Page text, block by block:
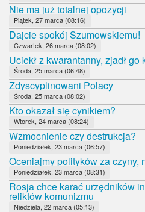
Nie ma już totalnej opozycji
Piątek, 27 marca (08:16)
Dajcie spokój Szumowskiemu!
Czwartek, 26 marca (08:02)
Uciekł z kwarantanny, zjadł go
Środa, 25 marca (06:48)
Zdyscyplinowani Polacy
Środa, 25 marca (08:02)
Kto okazał się cynikiem?
Wtorek, 24 marca (08:24)
Wzmocnienie czy destrukcja?
Poniedziałek, 23 marca (06:57)
Oceniajmy polityków za czyny,
Poniedziałek, 23 marca (08:31)
Rosja chce karać urzędników
reliktów komunizmu
Niedziela, 22 marca (05:13)